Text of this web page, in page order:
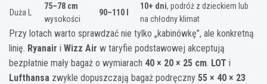
Duża L
75–78 cm
wysokości
90–110 l
10+ dni, podróż z dzieckiem lub
na chłodny klimat
Przy lotach warto sprawdzać nie tylko „kabinówkę”, ale konkretną
linię. Ryanair i Wizz Air w taryfie podstawowej akceptują
bezpłatnie mały bagaż o wymiarach 40 × 20 × 25 cm. LOT i
Lufthansa zwykle dopuszczają bagaż podręczny 55 × 40 × 23